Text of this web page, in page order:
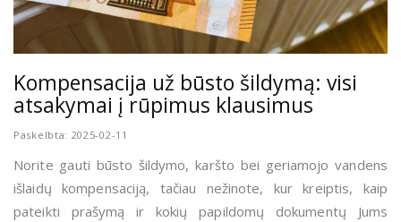
Kompensacija už būsto šildymą: visi
atsakymai į rūpimus klausimus
Paskelbta: 2025-02-11
Norite gauti būsto šildymo, karšto bei geriamojo vandens
išlaidų kompensaciją, tačiau nežinote, kur kreiptis, kaip
pateikti prašymą ir kokių papildomų dokumentų Jums